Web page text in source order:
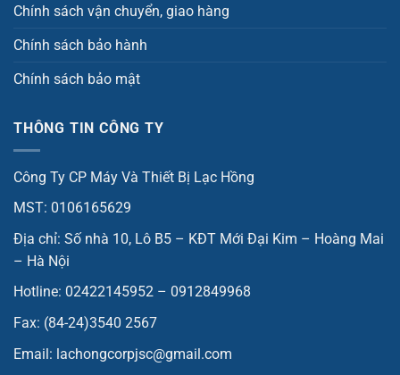
Chính sách vận chuyển, giao hàng
Chính sách bảo hành
Chính sách bảo mật
THÔNG TIN CÔNG TY
Công Ty CP Máy Và Thiết Bị Lạc Hồng
MST: 0106165629
Địa chỉ: Số nhà 10, Lô B5 – KĐT Mới Đại Kim – Hoàng Mai
– Hà Nội
Hotline: 02422145952 – 0912849968
Fax: (84-24)3540 2567
Email: lachongcorpjsc@gmail.com